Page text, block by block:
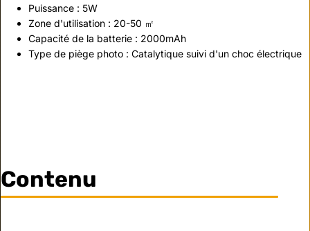
Puissance : 5W
Zone d'utilisation : 20-50 ㎡
Capacité de la batterie : 2000mAh
Type de piège photo : Catalytique suivi d'un choc électrique
Contenu